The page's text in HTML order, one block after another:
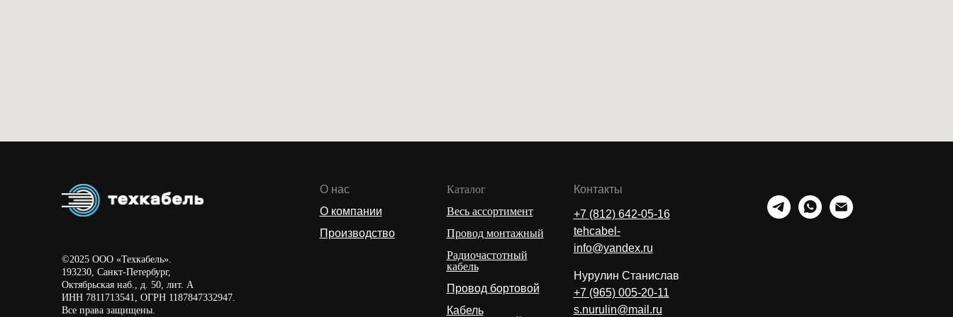
©2025 ООО «Техкабель».
193230, Санкт-Петербург,
Октябрьская наб., д. 50, лит. А
ИНН 7811713541, ОГРН 1187847332947.
Все права защищены.
О нас
О компании
Производство
Каталог
Весь ассортимент
Провод монтажный
Радиочастотный
кабель
Провод бортовой
Кабель
Контакты
+7 (812) 642-05-16
tehcabel-
info@yandex.ru
Нурулин Cтанислав
+7 (965) 005-20-11
s.nurulin@mail.ru